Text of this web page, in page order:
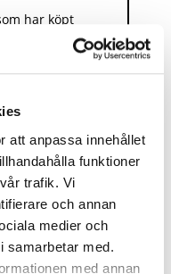
att anpassa innehållet
funktioner
trafik. Vi
och annan
medier och
samarbetar med.
med annan
har köpt
recension.